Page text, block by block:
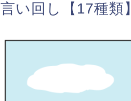
言い回し【17種類】